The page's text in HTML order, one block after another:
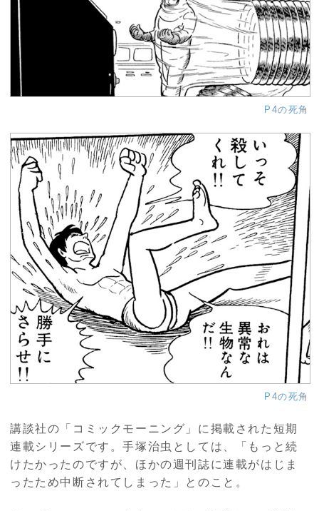
P4の死角
P4の死角
講談社の「コミックモーニング」に掲載された短期
連載シリーズです。手塚治虫としては、「もっと続
けたかったのですが、ほかの週刊誌に連載がはじま
ったため中断されてしまった」とのこと。